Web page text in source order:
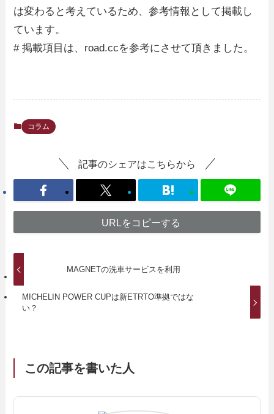
は変わると考えているため、参考情報として掲載し
ています。
# 掲載項目は、road.ccを参考にさせて頂きました。
コラム
記事のシェアはこちらから
URLをコピーする
MAGNETの洗車サービスを利用
MICHELIN POWER CUPは新ETRTO準拠ではな
い？
この記事を書いた人